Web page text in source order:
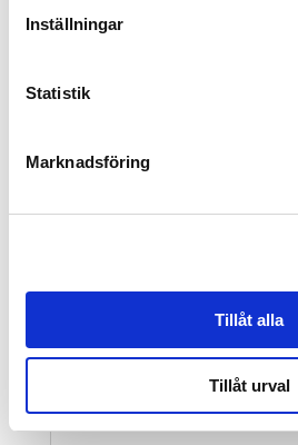
Inställningar
Statistik
Marknadsföring
Tillåt alla
Tillåt urval